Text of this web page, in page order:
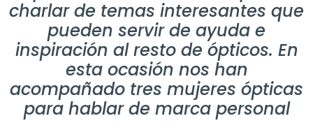
charlar de temas interesantes que
pueden servir de ayuda e
inspiración al resto de ópticos. En
esta ocasión nos han
acompañado tres mujeres ópticas
para hablar de marca personal